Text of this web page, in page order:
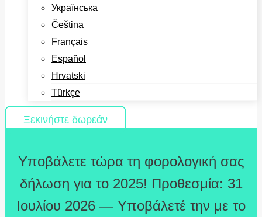
Українська
Čeština
Français
Español
Hrvatski
Türkçe
Ξεκινήστε δωρεάν
Υποβάλετε τώρα τη φορολογική σας
δήλωση για το 2025! Προθεσμία: 31
Ιουλίου 2026 — Υποβάλετέ την με το